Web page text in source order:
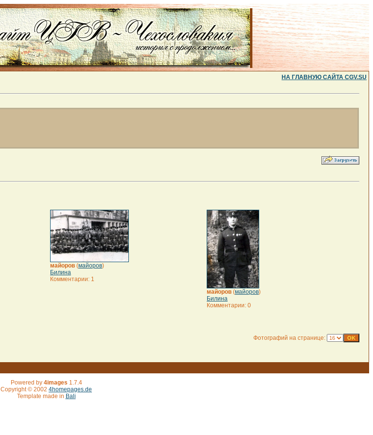
НА ГЛАВНУЮ САЙТА CGV.SU
майоров (майоров)
Билина
Комментарии: 1
майоров (майоров)
Билина
Комментарии: 0
Фотографий на странице:
Powered by 4images 1.7.4
Copyright © 2002 4homepages.de
Template made in Bali